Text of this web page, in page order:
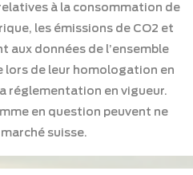
à la consommation de
les émissions de CO2 et
aux données de l’ensemble
lors de leur homologation en
réglementation en vigueur.
en question peuvent ne
suisse.